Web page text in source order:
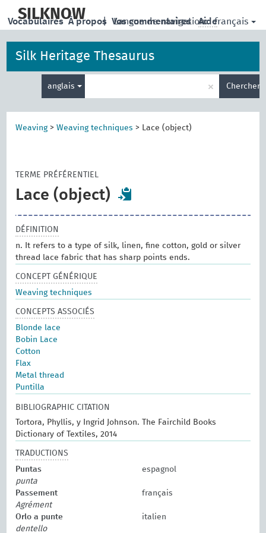
main
SILKNOW | Langue de navigation: français
Vocabulaires À propos Vos commentaires Aide
Silk Heritage Thesaurus
anglais
de
recherche
× Chercher
Weaving>Weaving techniques > Lace (object)
TERME PRÉFÉRENTIEL
Lace (object)
DÉFINITION
n. It refers to a type of silk, linen, fine cotton, gold or silver
thread lace fabric that has sharp points ends.
CONCEPT GÉNÉRIQUE
Weaving techniques
CONCEPTS ASSOCIÉS
Blonde lace
Bobin Lace
Cotton
Flax
Metal thread
Puntilla
BIBLIOGRAPHIC CITATION
Tortora, Phyllis, y Ingrid Johnson. The Fairchild Books
Dictionary of Textiles, 2014
TRADUCTIONS
Puntas
espagnol
punta
Passement
français
Agrément
Orlo a punte
italien
dentello